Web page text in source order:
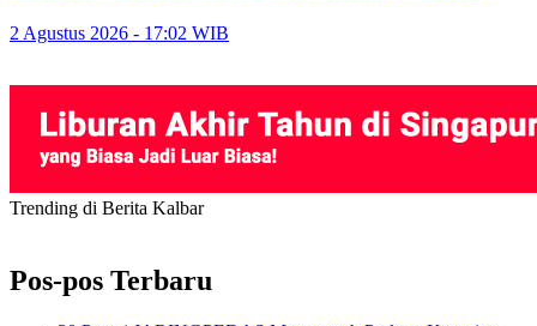
2 Agustus 2026 - 17:02 WIB
Trending di Berita Kalbar
Pos-pos Terbaru